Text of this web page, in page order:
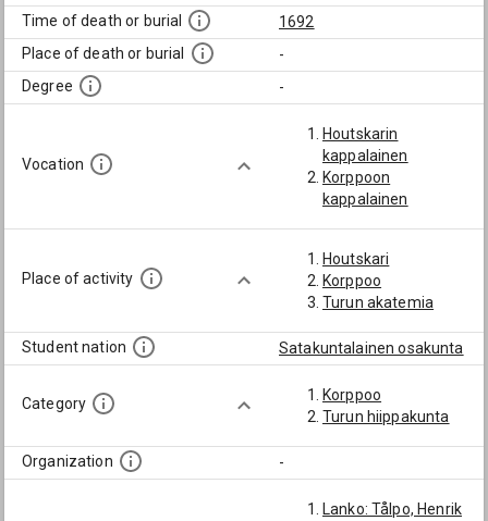
Time of death or burial
1692
Place of death or burial
-
Degree
-
Vocation
Houtskarin
kappalainen
Korppoon
kappalainen
Place of activity
Houtskari
Korppoo
Turun akatemia
Student nation Satakuntalainen osakunta
Category
Korppoo
Turun hiippakunta
Organization -
Lanko: Tålpo, Henrik